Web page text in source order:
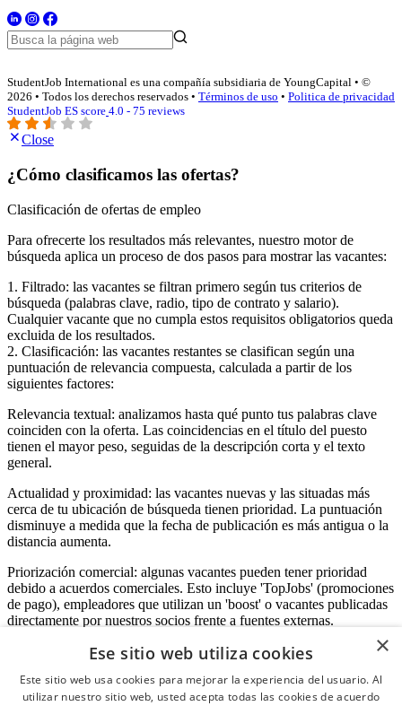
StudentJob International es una compañía subsidiaria de YoungCapital • ©
2026 • Todos los derechos reservados • Términos de uso • Politica de privacidad
StudentJob ES score 4.0 - 75 reviews
Close
¿Cómo clasificamos las ofertas?
Clasificación de ofertas de empleo
Para ofrecerte los resultados más relevantes, nuestro motor de
búsqueda aplica un proceso de dos pasos para mostrar las vacantes:
1. Filtrado: las vacantes se filtran primero según tus criterios de
búsqueda (palabras clave, radio, tipo de contrato y salario).
Cualquier vacante que no cumpla estos requisitos obligatorios queda
excluida de los resultados.
2. Clasificación: las vacantes restantes se clasifican según una
puntuación de relevancia compuesta, calculada a partir de los
siguientes factores:
Relevancia textual: analizamos hasta qué punto tus palabras clave
coinciden con la oferta. Las coincidencias en el título del puesto
tienen el mayor peso, seguidas de la descripción corta y el texto
general.
Actualidad y proximidad: las vacantes nuevas y las situadas más
cerca de tu ubicación de búsqueda tienen prioridad. La puntuación
disminuye a medida que la fecha de publicación es más antigua o la
distancia aumenta.
Priorización comercial: algunas vacantes pueden tener prioridad
debido a acuerdos comerciales. Esto incluye 'TopJobs' (promociones
de pago), empleadores que utilizan un 'boost' o vacantes publicadas
directamente por nuestros socios frente a fuentes externas.
Acceso empresas
×
Ese sitio web utiliza cookies
Este sitio web usa cookies para mejorar la experiencia del usuario. Al
utilizar nuestro sitio web, usted acepta todas las cookies de acuerdo